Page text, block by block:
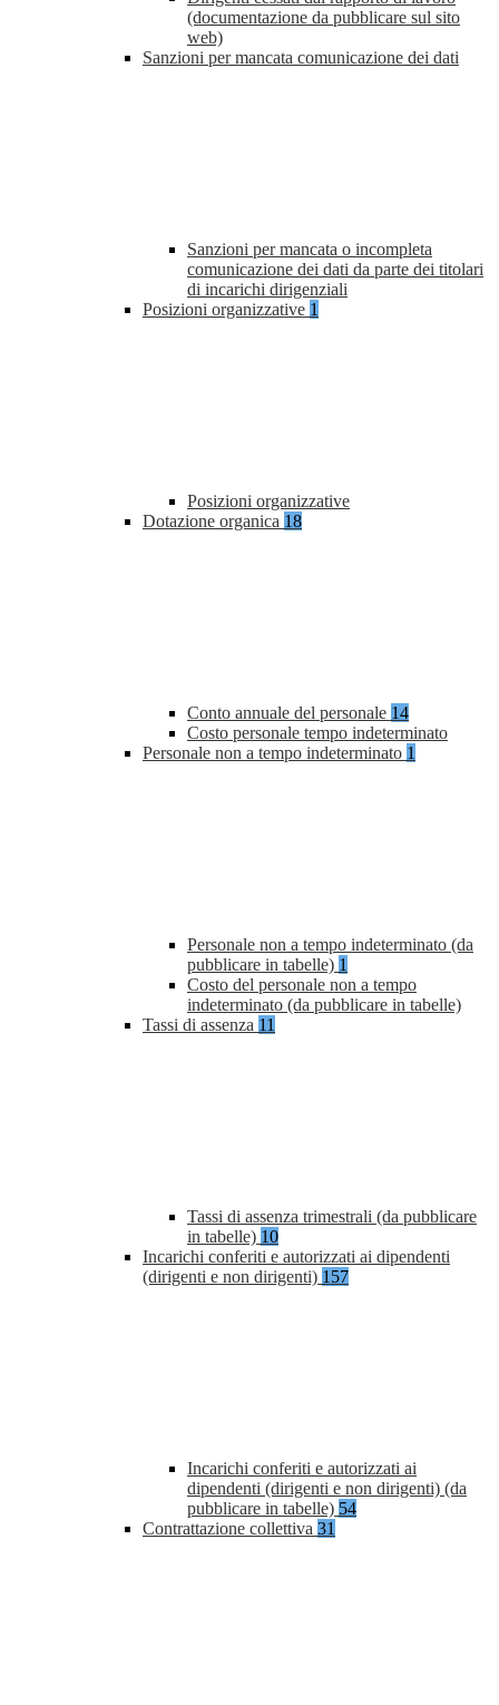
(documentazione da pubblicare sul sito
web)
Sanzioni per mancata comunicazione dei dati
Sanzioni per mancata o incompleta
comunicazione dei dati da parte dei titolari
di incarichi dirigenziali
Posizioni organizzative 1
Posizioni organizzative
Dotazione organica 18
Conto annuale del personale 14
Costo personale tempo indeterminato
Personale non a tempo indeterminato 1
Personale non a tempo indeterminato (da
pubblicare in tabelle) 1
Costo del personale non a tempo
indeterminato (da pubblicare in tabelle)
Tassi di assenza 11
Tassi di assenza trimestrali (da pubblicare
in tabelle) 10
Incarichi conferiti e autorizzati ai dipendenti
(dirigenti e non dirigenti) 157
Incarichi conferiti e autorizzati ai
dipendenti (dirigenti e non dirigenti) (da
pubblicare in tabelle) 54
Contrattazione collettiva 31